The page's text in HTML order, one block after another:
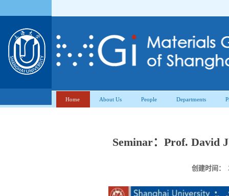
Home About Us People Departments
Seminar：Prof. David
创建时间：